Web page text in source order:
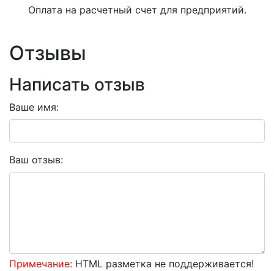
Оплата на расчетный счет для предприятий.
Отзывы
Написать отзыв
Ваше имя:
Ваш отзыв:
Примечание: HTML разметка не поддерживается!